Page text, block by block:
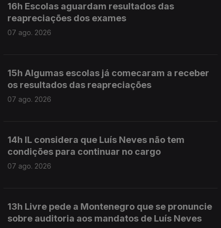
16h Escolas aguardam resultados das
reapreciações dos exames
07 ago. 2026
15h Algumas escolas já comecaram a receber
os resultados das reapreciações
07 ago. 2026
14h IL considera que Luís Neves não tem
condições para continuar no cargo
07 ago. 2026
13h Livre pede a Montenegro que se pronuncie
sobre auditoria aos mandatos de Luís Neves